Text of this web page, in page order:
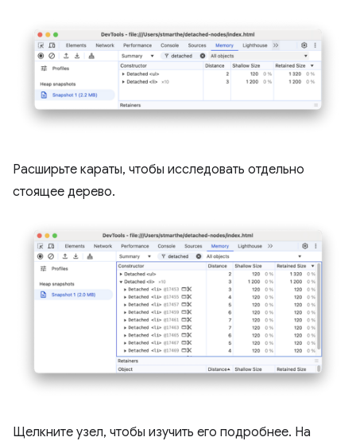
Расширьте караты, чтобы исследовать отдельно
стоящее дерево.
Щелкните узел, чтобы изучить его подробнее. На